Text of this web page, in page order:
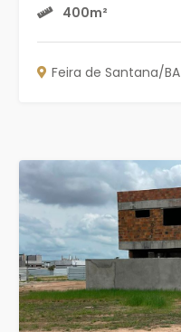
400m²
Feira de Santana/BA